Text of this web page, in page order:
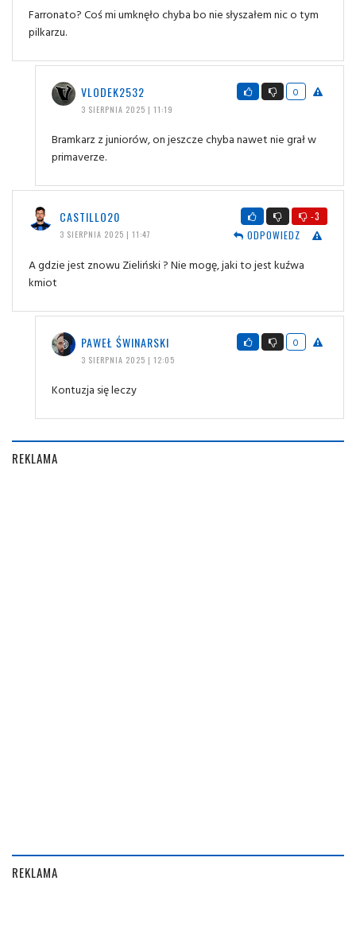
Farronato? Coś mi umknęło chyba bo nie słyszałem nic o tym
pilkarzu.
VLODEK2532
3 SIERPNIA 2025 | 11:19
0
Bramkarz z juniorów, on jeszcze chyba nawet nie grał w
primaverze.
CASTILLO20
3 SIERPNIA 2025 | 11:47
-3
ODPOWIEDZ
A gdzie jest znowu Zieliński ? Nie mogę, jaki to jest kuźwa
kmiot
PAWEŁ ŚWINARSKI
3 SIERPNIA 2025 | 12:05
0
Kontuzja się leczy
REKLAMA
REKLAMA